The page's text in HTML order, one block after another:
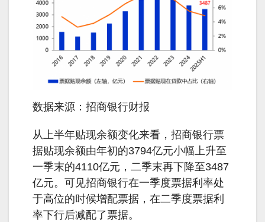
数据来源：招商银行财报
从上半年贴现余额变化来看，招商银行票
据贴现余额由年初的3794亿元小幅上升至
一季末的4110亿元，二季末再下降至3487
亿元。可见招商银行在一季度票据利率处
于高位的时候增配票据，在二季度票据利
率下行后减配了票据。